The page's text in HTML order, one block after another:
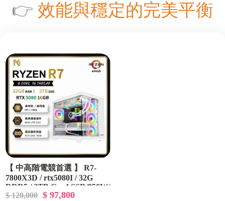
👉 效能與穩定的完美平衡
【 中高階電競首選 】 R7-
7800X3D / rtx5080I / 32G
DDR5 / 2TB Gen4 SSD/850W/
艾納爾 981 機殼
$ 120,000 $ 97,800